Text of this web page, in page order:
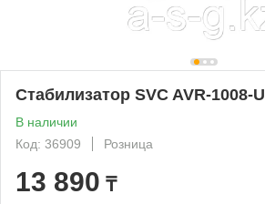
Стабилизатор SVC AVR-1008-U
В наличии
Код: 36909
Розница
13 890 ₸